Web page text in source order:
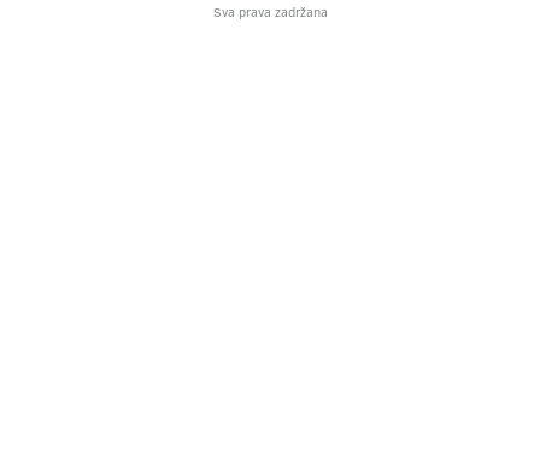
Sva prava zadržana